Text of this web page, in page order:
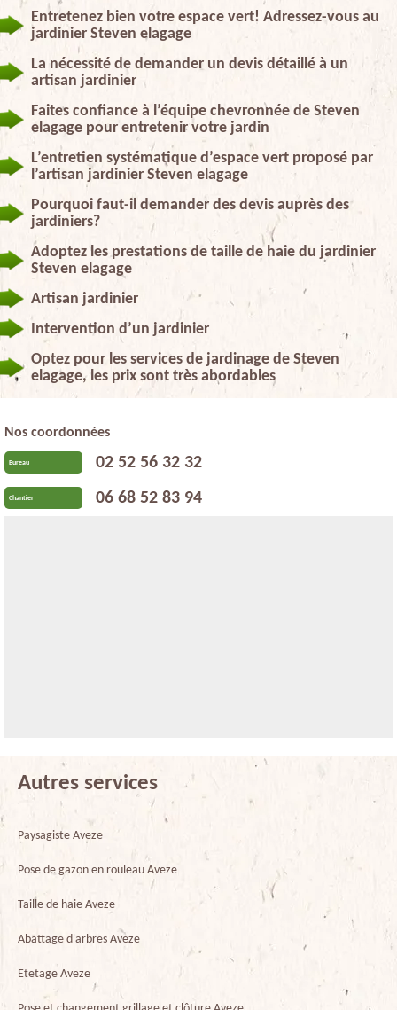
Entretenez bien votre espace vert! Adressez-vous au
jardinier Steven elagage
La nécessité de demander un devis détaillé à un
artisan jardinier
Faites confiance à l’équipe chevronnée de Steven
elagage pour entretenir votre jardin
L’entretien systématique d’espace vert proposé par
l’artisan jardinier Steven elagage
Pourquoi faut-il demander des devis auprès des
jardiniers?
Adoptez les prestations de taille de haie du jardinier
Steven elagage
Artisan jardinier
Intervention d’un jardinier
Optez pour les services de jardinage de Steven
elagage, les prix sont très abordables
Nos coordonnées
Bureau 02 52 56 32 32
Chantier 06 68 52 83 94
Autres services
Paysagiste Aveze
Pose de gazon en rouleau Aveze
Taille de haie Aveze
Abattage d'arbres Aveze
Etetage Aveze